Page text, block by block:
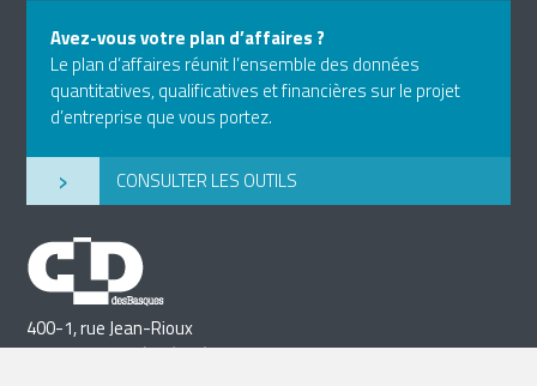
Avez-vous votre plan d’affaires ?
Le plan d’affaires réunit l’ensemble des données
quantitatives, qualificatives et financières sur le projet
d’entreprise que vous portez.
› CONSULTER LES OUTILS
400-1, rue Jean-Rioux
Trois-Pistoles (Québec) G0L 4K0